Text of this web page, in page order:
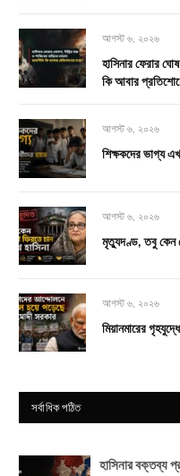
আগস্ট ৬, ২০২৬
হাসিনার ফেরার
কি আবার
আগস্ট ৬, ২০২৬
শিক্ষকদের ভাগ্য
আগস্ট ৬, ২০২৬
মৃত্যুদণ্ড, তবু কেন
আগস্ট ৬, ২০২৬
মিয়ানমারের
সর্বাধিক পঠিত
হাসিনার বক্তব্য